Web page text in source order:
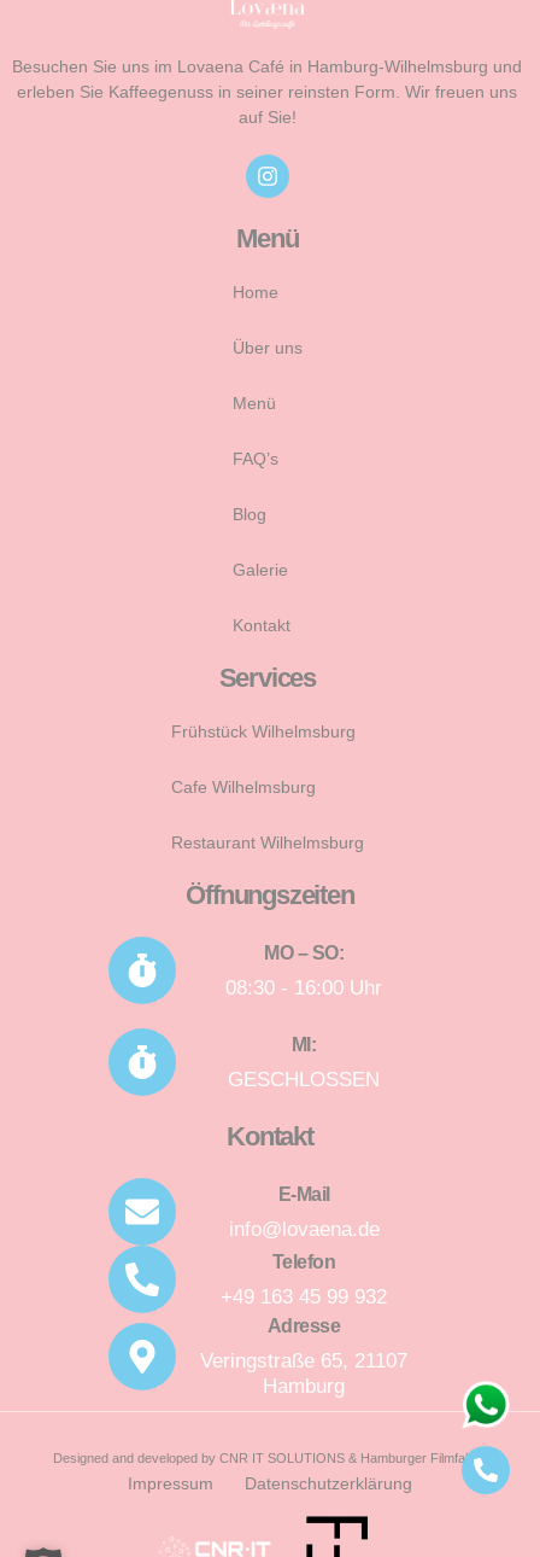
Besuchen Sie uns im Lovaena Café in Hamburg-Wilhelmsburg und
erleben Sie Kaffeegenuss in seiner reinsten Form. Wir freuen uns
auf Sie!
Menü
Home
Über uns
Menü
FAQ’s
Blog
Galerie
Kontakt
Services
Frühstück Wilhelmsburg
Cafe Wilhelmsburg
Restaurant Wilhelmsburg
Öffnungszeiten
MO – SO:
08:30 - 16:00 Uhr
MI:
GESCHLOSSEN
Kontakt
E-Mail
info@lovaena.de
Telefon
+49 163 45 99 932
Adresse
Veringstraße 65, 21107
Hamburg
Designed and developed by CNR IT SOLUTIONS & Hamburger Filmfabrik
Impressum Datenschutz­erklärung